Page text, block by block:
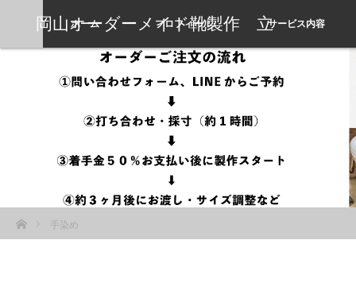
岡山オーダーメイド靴製作 立
岡靴工房
ホーム プロフィール サービス内容
手染め